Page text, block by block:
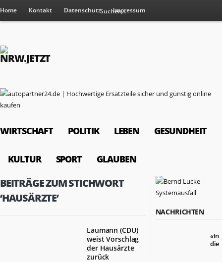
Home Kontakt Datenschutz Impressum
WIRTSCHAFT POLITIK LEBEN GESUNDHEIT
KULTUR SPORT GLAUBEN
BEITRÄGE ZUM STICHWORT
‘HAUSÄRZTE’
Laumann (CDU)
weist Vorschlag
der Hausärzte
zurück
NACHRICHTEN
«In
die